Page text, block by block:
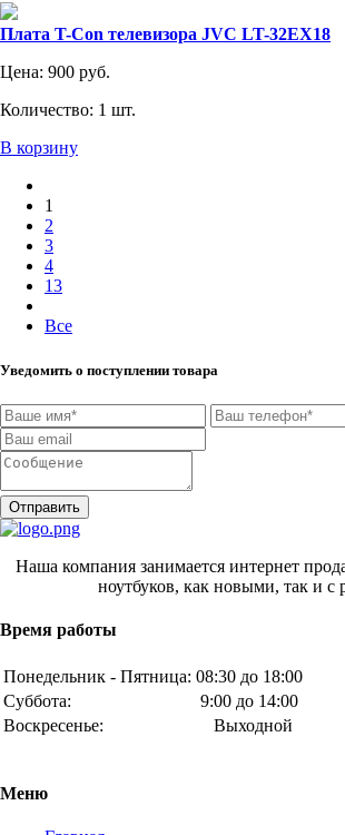
Плата T-Con телевизора JVC LT-32EX18
Цена: 900 руб.
Количество: 1 шт.
В корзину
1
2
3
4
13
Все
Уведомить о поступлении товара
Отправить
Наша компания занимается интернет
ноутбуков, как новыми, так и с
Время работы
Понедельник - Пятница: 08:30 до 18:00
Суббота:
9:00 до 14:00
Воскресенье:
Выходной
Меню